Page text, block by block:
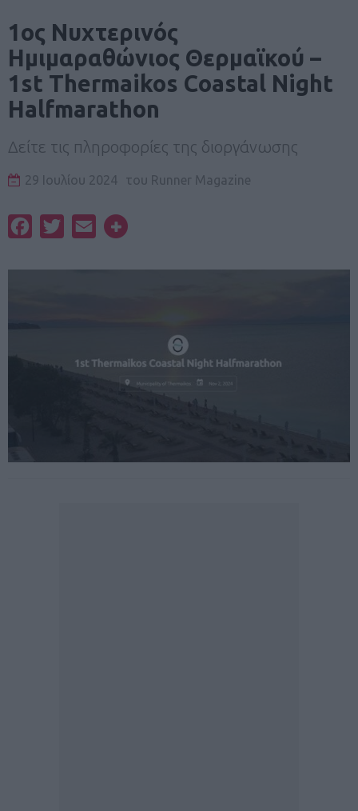
1ος Νυχτερινός
Ημιμαραθώνιος Θερμαϊκού –
1st Thermaikos Coastal Night
Halfmarathon
Δείτε τις πληροφορίες της διοργάνωσης
29 Ιουλίου 2024 του Runner Magazine
FacebookTwitterEmail